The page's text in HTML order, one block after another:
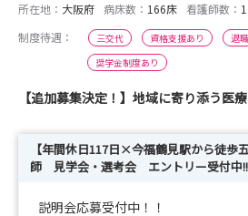
所在地： 大阪府 病床数： 166床 看護師数：
制度待遇：
三交代 資格支援あり
退
奨学金制度あり
【追加募集決定！】地域に寄り添う医
【年間休日117日×今福鶴見駅から徒
師 見学会・選考会 エントリー受付中!!
説明会応募受付中！！